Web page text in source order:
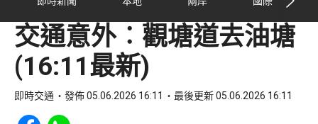
交通意外︰觀塘道去油塘
(16:11最新)
即時交通 發佈 05.06.2026 16:11 最後更新 05.06.2026 16:11
Share to Facebook
Share to WhatsApp